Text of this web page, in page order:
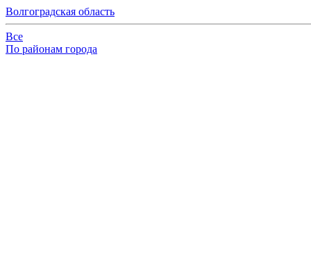
Волгоградская область
Все
По районам города